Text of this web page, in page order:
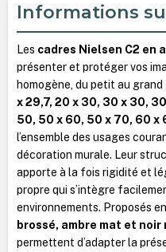
Informations
Les cadres Nielsen C2 en
présenter et protéger vos
homogène, du petit au
x 29,7, 20 x 30, 30 x 30,
50, 50 x 60, 50 x 70, 60 x
l’ensemble des usages
décoration murale. Leur
apporte à la fois rigidité et
propre qui s’intègre
environnements. Proposés en
brossé, ambre mat et noir
permettent d’adapter la